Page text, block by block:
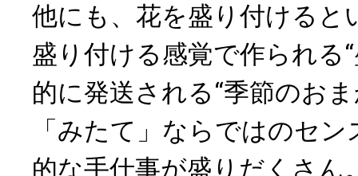
他にも、花を盛り付けると
盛り付ける感覚で作られる
的に発送される“季節のお
「みたて」ならではのセ
的な手仕事が盛りだくさん